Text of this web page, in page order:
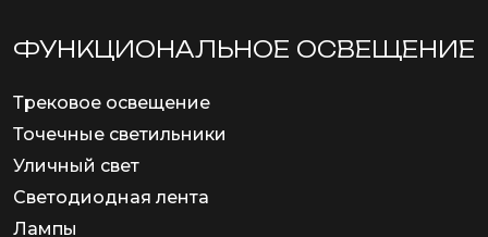
ФУНКЦИОНА­ЛЬНОЕ ОСВЕЩЕНИЕ
Трековое освещение
Точечные светильники
Уличный свет
Светодиодная лента
Лампы